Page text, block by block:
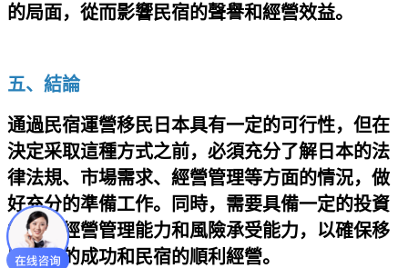
的局面，從而影響民宿的聲譽和經營效益。
五、結論
通過民宿運營移民日本具有一定的可行性，但在
決定采取這種方式之前，必須充分了解日本的法
律法規、市場需求、經營管理等方面的情況，做
好充分的準備工作。同時，需要具備一定的投資
能力、經營管理能力和風險承受能力，以確保移
民申請的成功和民宿的順利經營。